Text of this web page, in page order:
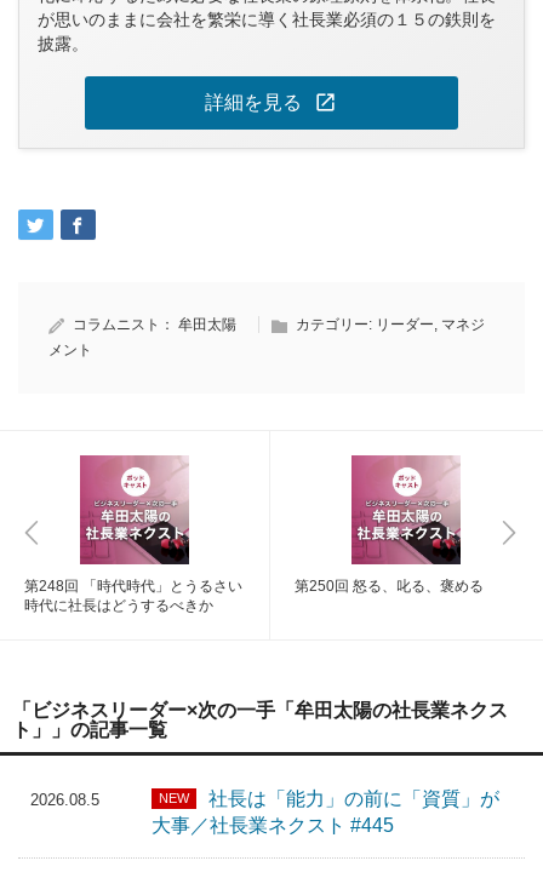
が思いのままに会社を繁栄に導く社長業必須の１５の鉄則を
披露。
詳細を見る open_in_new
コラムニスト： 牟田太陽 カテゴリー: リーダー, マネジ
メント
第248回 「時代時代」とうるさい
時代に社長はどうするべきか
第250回 怒る、叱る、褒める
「ビジネスリーダー×次の一手「牟田太陽の社長業ネクス
ト」」の記事一覧
2026.08.5 NEW
社長は「能力」の前に「資質」が
大事／社長業ネクスト #445